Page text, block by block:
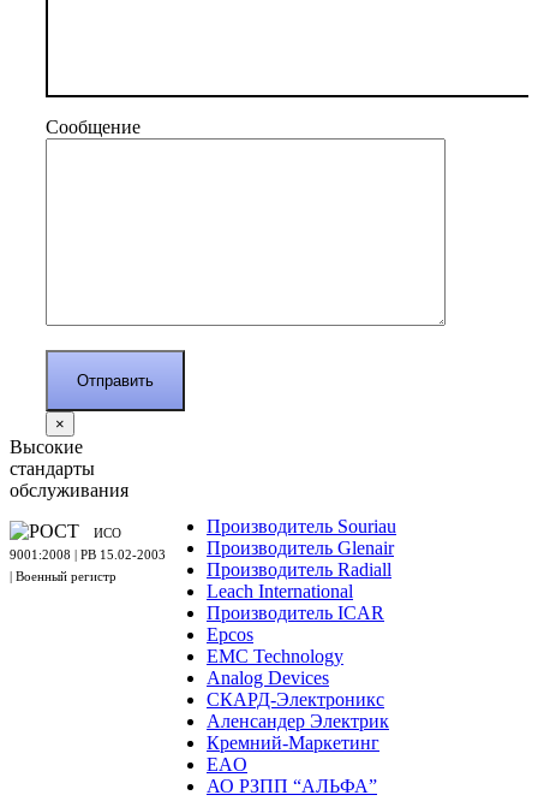
Сообщение
×
Производитель Souriau
Производитель Glenair
Производитель Radiall
Leach International
Производитель ICAR
Epcos
EMC Technology
Analog Devices
СКАРД-Электроникс
Аленсандер Электрик
Кремний-Маркетинг
EAO
АО РЗПП “АЛЬФА”
Высокие
стандарты
обслуживания
ИСО
9001:2008 | PB 15.02-2003
| Военный регистр